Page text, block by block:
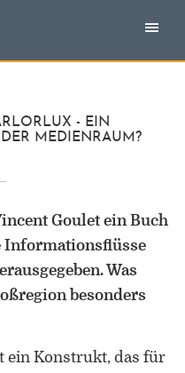
WILLE
Toggle
- EIN G
MEDIENRAUM?
Goulet ein Buch
Informationsflüsse
Was
besonders
ein Konstrukt, das für